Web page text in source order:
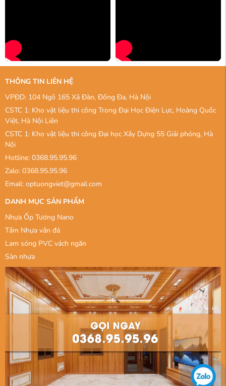
THÔNG TIN LIÊN HỆ
VPĐD: 104 Ngõ 165 Xã Đàn, Đống Đa, Hà Nội
CSTC 1: Kho vật liệu thi công Trong Đại Học Điện Lực, Hoàng Quốc
Việt, Hà Nội Liên
CSTC 1: Kho vật liệu thi công Đại học Xây Dựng 55 Giải phóng, Hà
Nội
Hotline: 0368.95.95.96
Zalo: 0368.95.95.96
Email: optuongviet@gmail.com
DANH MỤC SẢN PHẨM
Nhựa Ốp Tương Nano
Tấm Nhựa vân đá
Lam sóng PVC vách ngăn
Sàn nhựa